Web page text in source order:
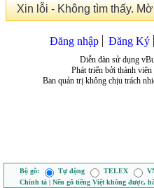
Xin lỗi - Không tìm thấy.
Đăng nhập Đăng Ký
Diễn đàn sử dụng
Phát triển bởi thành
Ban quản trị không chịu trách
Bộ gõ: Tự động TELEX
Chính tả | Nếu gõ tiếng Việt không được,